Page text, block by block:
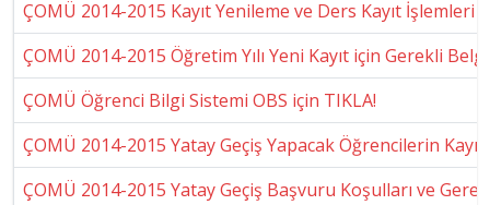
ÇOMÜ 2014-2015 Kayıt Yenileme ve Ders Kayıt İşlemleri
ÇOMÜ 2014-2015 Öğretim Yılı Yeni Kayıt için Gerekli
ÇOMÜ Öğrenci Bilgi Sistemi OBS için TIKLA!
ÇOMÜ 2014-2015 Yatay Geçiş Yapacak Öğrencilerin
ÇOMÜ 2014-2015 Yatay Geçiş Başvuru Koşulları ve